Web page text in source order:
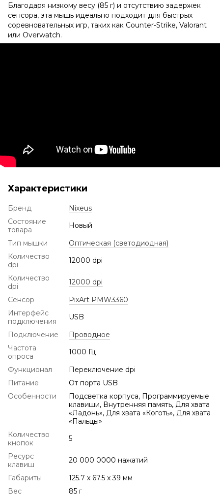
Благодаря низкому весу (85 г) и отсутствию задержек
сенсора, эта мышь идеально подходит для быстрых
соревновательных игр, таких как Counter-Strike, Valorant
или Overwatch.
Характеристики
Бренд
Nixeus
Состояние
товара
Новый
Тип мышки
Оптическая (светодиодная)
Количество
dpi
12000 dpi
Количество
dpi
12000 dpi
Сенсор
PixArt PMW3360
Интерфейс
подключения
USB
Подключение
Проводное
Частота
опроса
1000 Гц
Функционал
Переключение dpi
Питание
От порта USB
Особенности
Подсветка корпуса, Программируемые
клавиши, Внутренняя память, Для хвата
«Ладонь», Для хвата «Коготь», Для хвата
«Пальцы»
Количество
кнопок
5
Ресурс
клавиш
20 000 0000 нажатий
Габариты
125.7 x 67.5 x 39 мм
Вес
85 г